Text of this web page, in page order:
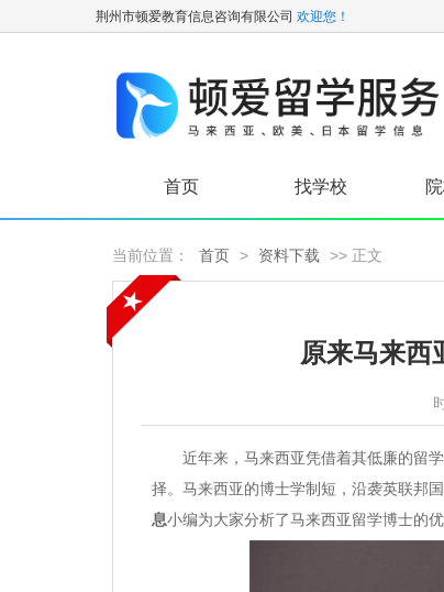
荆州市顿爱教育信息咨询有限公司 欢迎您！
首页 找学校
当前位置： 首页 > 资料下载 >> 正文
原来马来西
近年来，马来西亚凭借着其低廉的留学
择。马来西亚的博士学制短，沿袭英联邦
息小编为大家分析了马来西亚留学博士的